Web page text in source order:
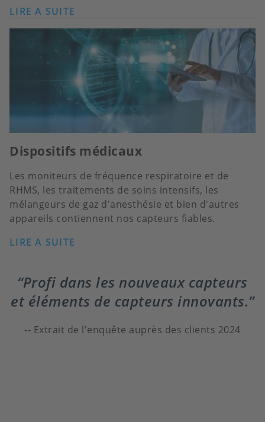
LIRE A SUITE
Dispositifs médicaux
Les moniteurs de fréquence respiratoire et de
RHMS, les traitements de soins intensifs, les
mélangeurs de gaz d'anesthésie et bien d'autres
appareils contiennent nos capteurs fiables.
LIRE A SUITE
Profi dans les nouveaux capteurs
et éléments de capteurs innovants.
Extrait de l'enquête auprès des clients 2024